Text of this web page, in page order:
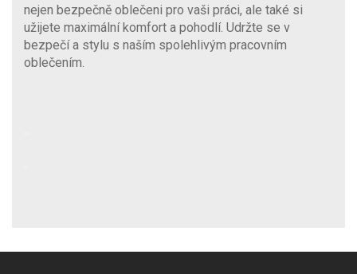
nejen bezpečně oblečeni pro vaši práci, ale také si
užijete maximální komfort a pohodlí. Udržte se v
bezpečí a stylu s naším spolehlivým pracovním
oblečením.